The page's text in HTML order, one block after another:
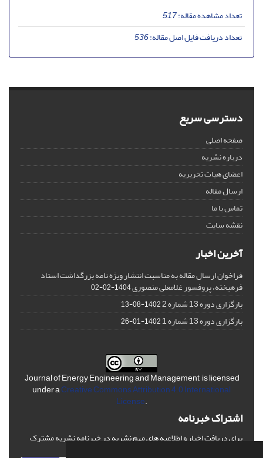
تعداد مشاهده مقاله:517
تعداد دریافت فایل اصل مقاله:536
دسترسی سریع
صفحه اصلی
درباره نشریه
اعضای هیات تحریریه
ارسال مقاله
تماس با ما
نقشه سایت
آخرین اخبار
فراخوان ارسال مقاله به مناسبت انتشار ویژه نامه بزرگداشت استاد
فرهیخته، پروفسور غلامعلی منصوری1404-02-02
بارگزاری دوره 13 شماره 2 1402-08-13
بارگزاری دوره 13 شماره 1 1402-01-26
Journal of Energy Engineering and Management is licensed
under aCreative Commons Attribution 4.0 International
License.
اشتراک خبرنامه
برای دریافت اخبار و اطلاعیه های مهم نشریه در خبرنامه نشریه مشترک